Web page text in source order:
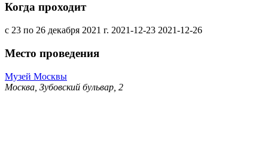
Когда проходит
с 23 по 26 декабря 2021 г. 2021-12-23 2021-12-26
Место проведения
Музей Москвы
Москва, Зубовский бульвар, 2